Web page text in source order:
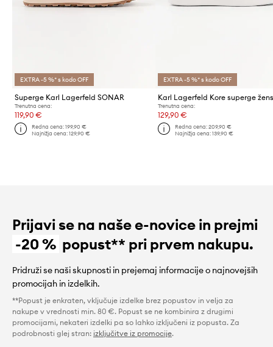
EXTRA -5 %* s kodo OFF
Superge Karl Lagerfeld SONAR
Trenutna cena:
119,90 €
Redna cena:199,90 €
Najnižja cena:129,90 €
EXTRA -5 %* s kodo OFF
Trenutna cena:
129,90 €
Redna cena: 209,90 €
Najnižja cena: 139,90 €
Prijavi se na naše e-novice in prejmi
-20 % popust** pri prvem nakupu.
Pridruži se naši skupnosti in prejemaj informacije o najnovejših
promocijah in izdelkih.
**Popust je enkraten, vključuje izdelke brez popustov in velja za
nakupe v vrednosti min. 80 €. Popust se ne kombinira z drugimi
promocijami, nekateri izdelki pa so lahko izključeni iz popusta. Za
podrobnosti glej stran: izključitve iz promocije.